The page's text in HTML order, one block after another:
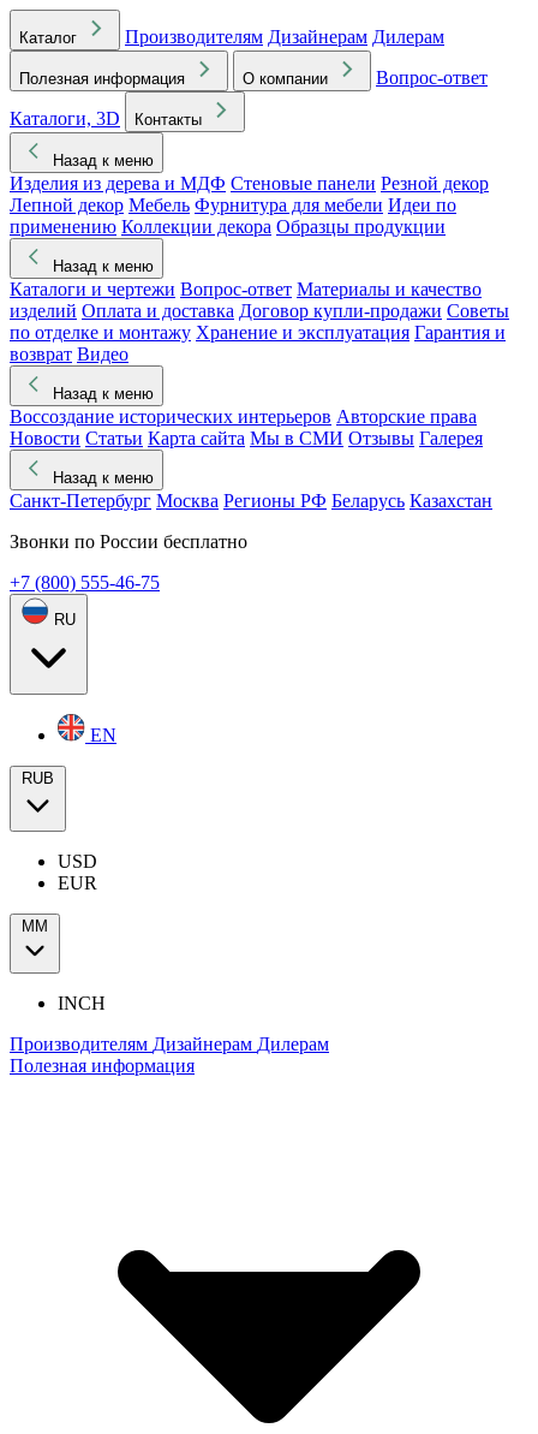
Каталог Производителям Дизайнерам Дилерам
Полезная информация О компании
Вопрос-ответ
Каталоги, 3D
Контакты
Назад к меню
Изделия из дерева и МДФ Стеновые панели Резной декор
Лепной декор Мебель Фурнитура для мебели Идеи по
применению Коллекции декора Образцы продукции
Назад к меню
Каталоги и чертежи Вопрос-ответ Материалы и качество
изделий Оплата и доставка Договор купли-продажи Советы
по отделке и монтажу Хранение и эксплуатация Гарантия и
возврат Видео
Назад к меню
Воссоздание исторических интерьеров Авторские права
Новости Статьи Карта сайта Мы в СМИ Отзывы Галерея
Назад к меню
Санкт-Петербург Москва Регионы РФ Беларусь Казахстан
Звонки по России бесплатно
+7 (800) 555-46-75
RU
EN
RUB
USD
EUR
ММ
INCH
Производителям Дизайнерам Дилерам
Полезная информация